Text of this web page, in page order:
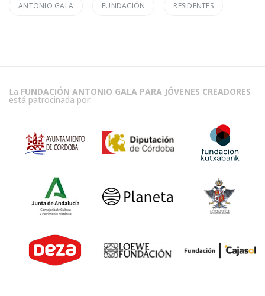
ANTONIO GALA FUNDACIÓN RESIDENTES
La FUNDACIÓN ANTONIO GALA PARA JÓVENES CREADORES
está patrocinada por: